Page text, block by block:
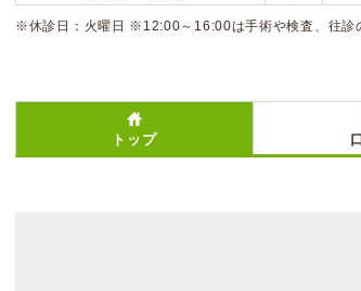
※休診日：火曜日 ※12:00～16:00は手術や検査、往診
トップ